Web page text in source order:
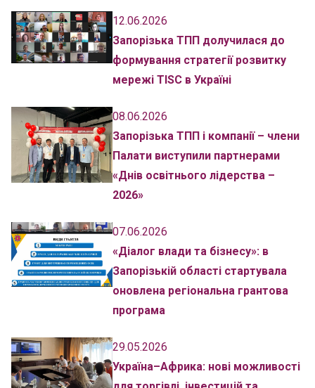
12.06.2026
Запорізька ТПП долучилася до
формування стратегії розвитку
мережі TISC в Україні
08.06.2026
Запорізька ТПП і компанії – члени
Палати виступили партнерами
«Днів освітнього лідерства –
2026»
07.06.2026
«Діалог влади та бізнесу»: в
Запорізькій області стартувала
оновлена регіональна грантова
програма
29.05.2026
Україна–Африка: нові можливості